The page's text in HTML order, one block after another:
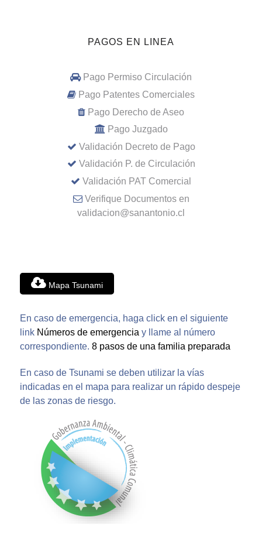
PAGOS EN LINEA
Pago Permiso Circulación
Pago Patentes Comerciales
Pago Derecho de Aseo
Pago Juzgado
Validación Decreto de Pago
Validación P. de Circulación
Validación PAT Comercial
Verifique Documentos en
validacion@sanantonio.cl
Mapa Tsunami
En caso de emergencia, haga click en el siguiente
link Números de emergencia y llame al número
correspondiente. 8 pasos de una familia preparada
En caso de Tsunami se deben utilizar la vías
indicadas en el mapa para realizar un rápido despeje
de las zonas de riesgo.